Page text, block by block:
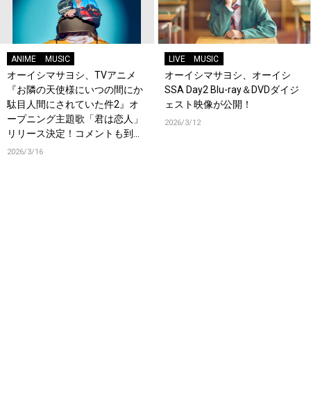
ANIME MUSIC
オーイシマサヨシ、TVアニメ
『お隣の天使様にいつの間にか
駄目人間にされていた件2』オ
ープニング主題歌「君は恋人」
リリース決定！コメントも到
着！
2026/3/16
LIVE MUSIC
オーイシマサヨシ、オーイシ
SSA Day2 Blu-ray＆DVDダイジ
ェスト映像が公開！
2026/3/12